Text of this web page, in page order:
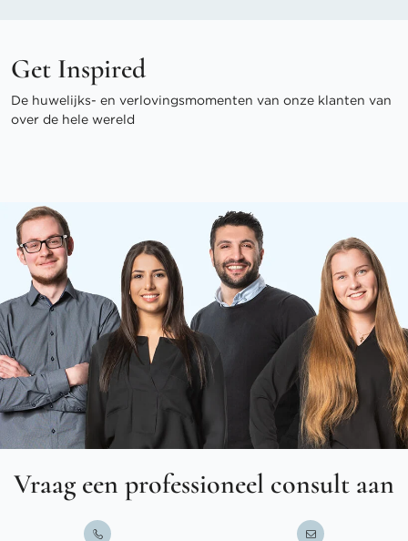
Get Inspired
De huwelijks- en verlovingsmomenten van onze klanten van
over de hele wereld
Vraag een professioneel consult aan